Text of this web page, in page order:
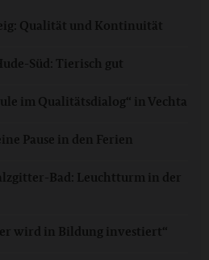
Qualität und Kontinuität
Süd: Tierisch gut
im Qualitätsdialog“ in Vechta
Pause in den Ferien
Bad: Leuchtturm in der
wird in Bildung investiert“